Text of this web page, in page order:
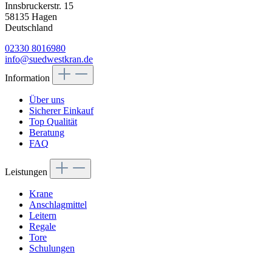
Innsbruckerstr. 15
58135 Hagen
Deutschland
02330 8016980
info@suedwestkran.de
Information
Über uns
Sicherer Einkauf
Top Qualität
Beratung
FAQ
Leistungen
Krane
Anschlagmittel
Leitern
Regale
Tore
Schulungen